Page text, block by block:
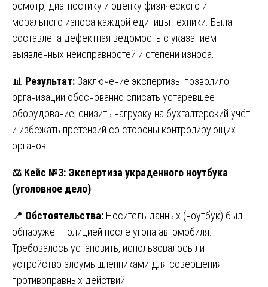
осмотр, диагностику и оценку физического и
морального износа каждой единицы техники. Была
составлена дефектная ведомость с указанием
выявленных неисправностей и степени износа.
📊 Результат: Заключение экспертизы позволило
организации обоснованно списать устаревшее
оборудование, снизить нагрузку на бухгалтерский учёт
и избежать претензий со стороны контролирующих
органов.
⚖️ Кейс №3: Экспертиза украденного ноутбука
(уголовное дело)
📍 Обстоятельства: Носитель данных (ноутбук) был
обнаружен полицией после угона автомобиля.
Требовалось установить, использовалось ли
устройство злоумышленниками для совершения
противоправных действий.